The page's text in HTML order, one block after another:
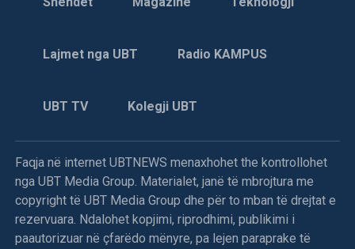
Lajmet nga UBT Radio KAMPUS
UBT TV Kolegji UBT
Faqja në internet UBTNEWS menaxhohet the kontrollohet
nga UBT Media Group. Materialet, janë të mbrojtura me
copyright të UBT Media Group dhe për to mban të drejtat e
rezervuara. Ndalohet kopjimi, riprodhimi, publikimi i
paautorizuar në çfarëdo mënyre, pa lejen paraprake të